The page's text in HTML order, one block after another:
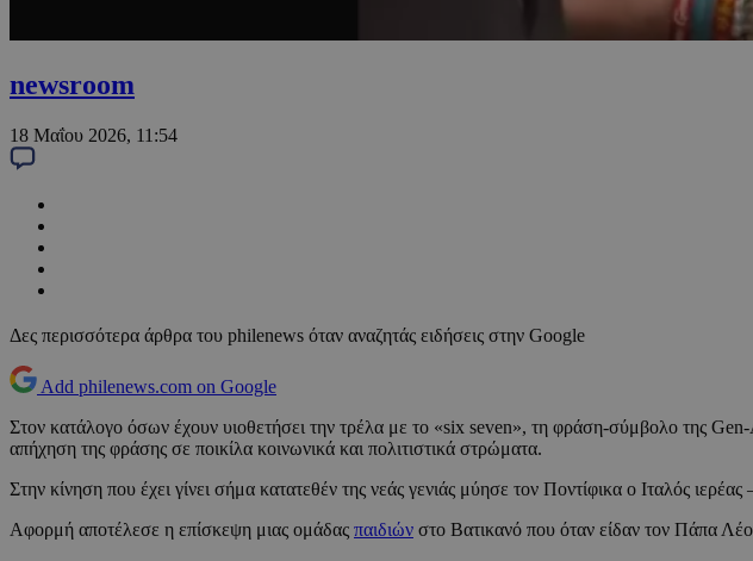
newsroom
18 Μαΐου 2026, 11:54
Δες περισσότερα άρθρα του philenews όταν αναζητάς ειδήσεις στην Google
Add philenews.com on Google
Στον κατάλογο όσων έχουν υιοθετήσει την τρέλα με το «six seven», τη φράση-σύμβολο της
απήχηση της φράσης σε ποικίλα κοινωνικά και πολιτιστικά στρώματα.
Στην κίνηση που έχει γίνει σήμα κατατεθέν της νεάς γενιάς μύησε τον Ποντίφικα ο Ιταλός
Αφορμή αποτέλεσε η επίσκεψη μιας ομάδας παιδιών στο Βατικανό που όταν είδαν τον Πάπα